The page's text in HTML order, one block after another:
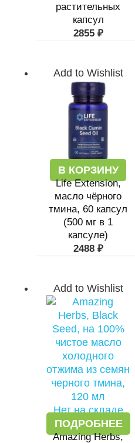
растительных
капсул
2855 ₽
Add to Wishlist
В КОРЗИНУ
Life Extension,
масло чёрного
тмина, 60 капсул
(500 мг в 1
капсуле)
2488 ₽
Add to Wishlist
Нет на складе
ПОДРОБНЕЕ
Amazing Herbs,